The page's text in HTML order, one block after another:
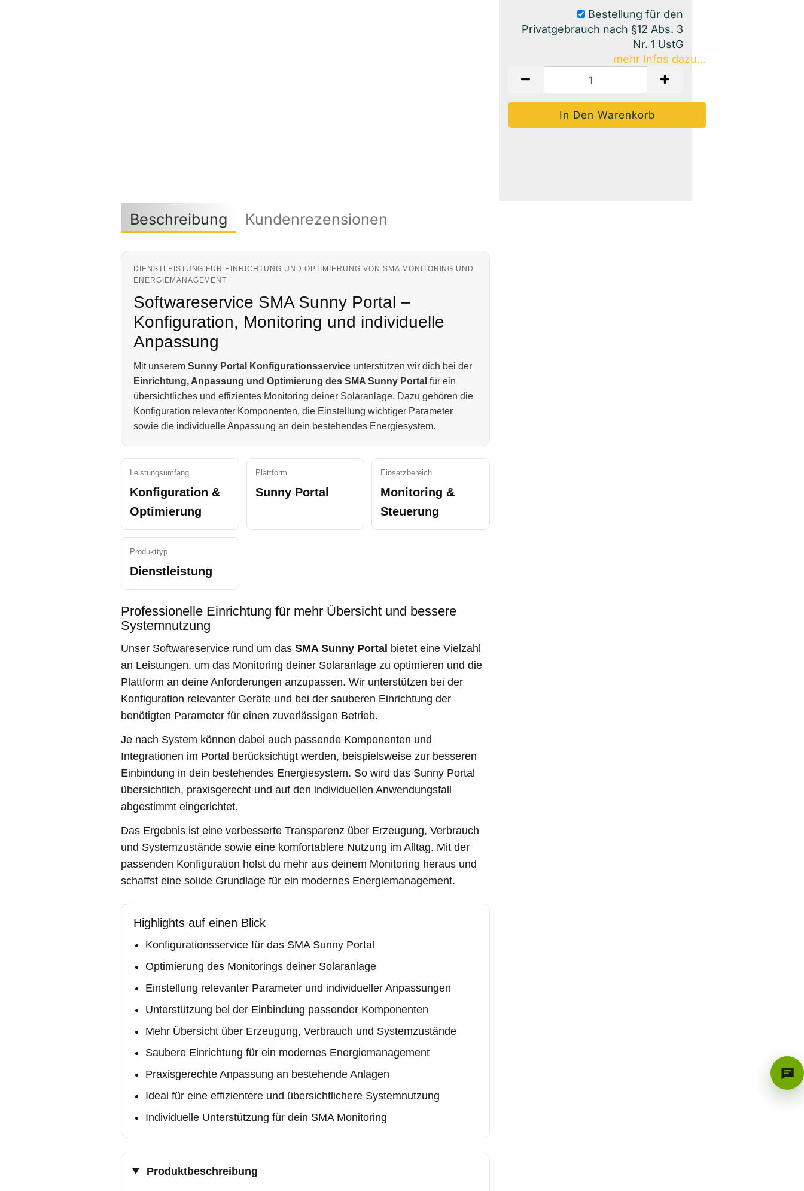
Bestellung für den
Privatgebrauch nach §12 Abs. 3
Nr. 1 UstG
mehr Infos dazu…
Beschreibung Kundenrezensionen
DIENSTLEISTUNG FÜR EINRICHTUNG UND OPTIMIERUNG VON SMA MONITORING UND
ENERGIEMANAGEMENT
Softwareservice SMA Sunny Portal –
Konfiguration, Monitoring und individuelle
Anpassung
Mit unserem Sunny Portal Konfigurationsservice unterstützen wir dich bei der
Einrichtung, Anpassung und Optimierung des SMA Sunny Portal für ein
übersichtliches und effizientes Monitoring deiner Solaranlage. Dazu gehören die
Konfiguration relevanter Komponenten, die Einstellung wichtiger Parameter
sowie die individuelle Anpassung an dein bestehendes Energiesystem.
Leistungsumfang
Konfiguration &
Optimierung
Plattform
Sunny Portal
Einsatzbereich
Monitoring &
Steuerung
Produkttyp
Dienstleistung
Professionelle Einrichtung für mehr Übersicht und bessere
Systemnutzung
Unser Softwareservice rund um das SMA Sunny Portal bietet eine Vielzahl
an Leistungen, um das Monitoring deiner Solaranlage zu optimieren und die
Plattform an deine Anforderungen anzupassen. Wir unterstützen bei der
Konfiguration relevanter Geräte und bei der sauberen Einrichtung der
benötigten Parameter für einen zuverlässigen Betrieb.
Je nach System können dabei auch passende Komponenten und
Integrationen im Portal berücksichtigt werden, beispielsweise zur besseren
Einbindung in dein bestehendes Energiesystem. So wird das Sunny Portal
übersichtlich, praxisgerecht und auf den individuellen Anwendungsfall
abgestimmt eingerichtet.
Das Ergebnis ist eine verbesserte Transparenz über Erzeugung, Verbrauch
und Systemzustände sowie eine komfortablere Nutzung im Alltag. Mit der
passenden Konfiguration holst du mehr aus deinem Monitoring heraus und
schaffst eine solide Grundlage für ein modernes Energiemanagement.
Highlights auf einen Blick
Konfigurationsservice für das SMA Sunny Portal
Optimierung des Monitorings deiner Solaranlage
Einstellung relevanter Parameter und individueller Anpassungen
Unterstützung bei der Einbindung passender Komponenten
Mehr Übersicht über Erzeugung, Verbrauch und Systemzustände
Saubere Einrichtung für ein modernes Energiemanagement
Praxisgerechte Anpassung an bestehende Anlagen
Ideal für eine effizientere und übersichtlichere Systemnutzung
Individuelle Unterstützung für dein SMA Monitoring
Produktbeschreibung